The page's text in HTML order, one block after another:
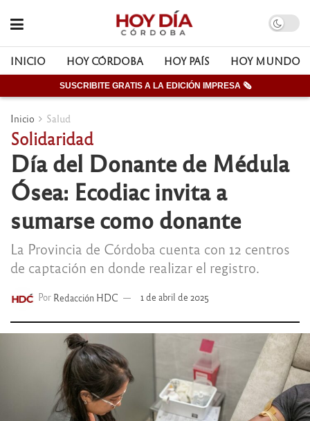
INICIO HOY CÓRDOBA HOY PAÍS HOY MUNDO
SUSCRIBITE GRATIS A LA EDICIÓN IMPRESA 🗞
Inicio Salud
Solidaridad
Día del Donante de Médula
Ósea: Ecodiac invita a
sumarse como donante
La Provincia de Córdoba cuenta con 12 centros
de captación en donde realizar el registro.
Por Redacción HDC 1 de abril de 2025